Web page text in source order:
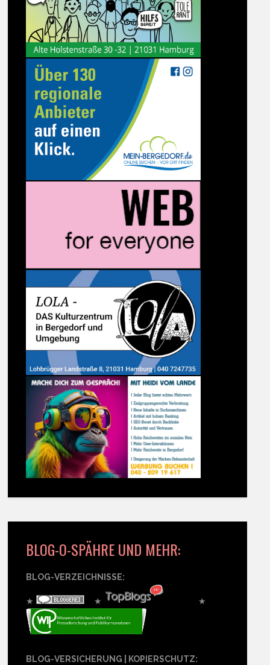
BLOG-O-SPÄHRE UND MEHR:
BLOG-VERZEICHNISSE:
★ ★ ★
BLOG-VERSICHERUNG | KOPIERSCHUTZ: